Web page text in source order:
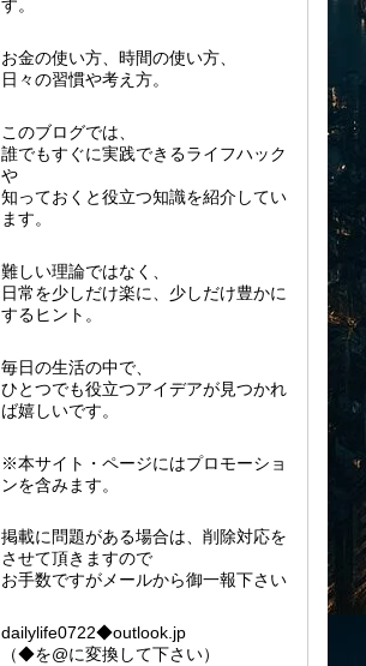
す。
お金の使い方、時間の使い方、
日々の習慣や考え方。
このブログでは、
誰でもすぐに実践できるライフハック
や
知っておくと役立つ知識を紹介してい
ます。
難しい理論ではなく、
日常を少しだけ楽に、少しだけ豊かに
するヒント。
毎日の生活の中で、
ひとつでも役立つアイデアが見つかれ
ば嬉しいです。
※本サイト・ページにはプロモーショ
ンを含みます。
掲載に問題がある場合は、削除対応を
させて頂きますので
お手数ですがメールから御一報下さい
dailylife0722◆outlook.jp
（◆を@に変換して下さい）